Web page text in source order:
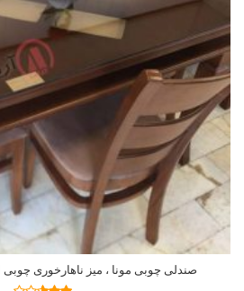
صندلی چوبی مونا ، میز ناهارخوری